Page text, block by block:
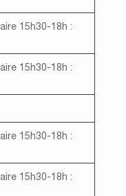
15h30-18h :
15h30-18h :
15h30-18h :
15h30-18h :